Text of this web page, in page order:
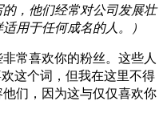
的，他们经常对公司发展壮
用于任何成名的人。）
常喜欢你的粉丝。这些人
这个词，但我在这里不得
们，因为这与仅仅喜欢你